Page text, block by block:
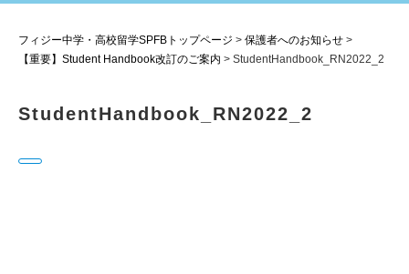
フィジー中学・高校留学SPFBトップページ > 保護者へのお知らせ >
【重要】Student Handbook改訂のご案内 > StudentHandbook_RN2022_2
StudentHandbook_RN2022_2